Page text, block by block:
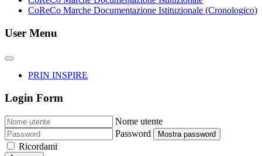
CoReCo Marche Documentazione Istituzionale (Cronologico)
User Menu
PRIN INSPIRE
Login Form
Nome utente
Password
Mostra password
Ricordami